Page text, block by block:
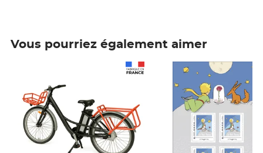
Vous pourriez également aimer
Prix 7,50€